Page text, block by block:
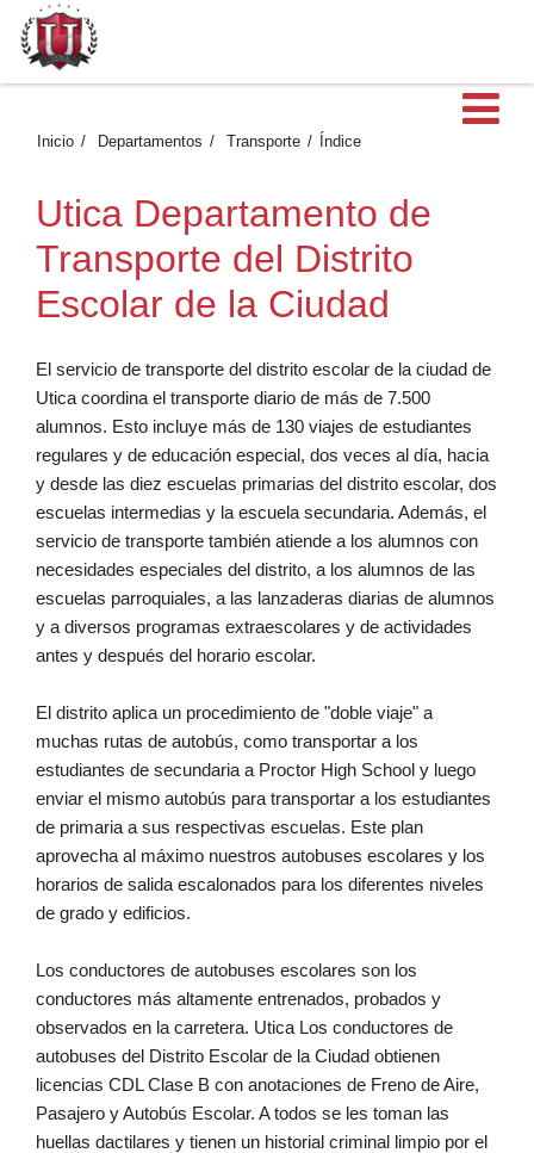
Inicio Departamentos Transporte Índice
Utica Departamento de
Transporte del Distrito
Escolar de la Ciudad
El servicio de transporte del distrito escolar de la ciudad de
Utica coordina el transporte diario de más de 7.500
alumnos. Esto incluye más de 130 viajes de estudiantes
regulares y de educación especial, dos veces al día, hacia
y desde las diez escuelas primarias del distrito escolar, dos
escuelas intermedias y la escuela secundaria. Además, el
servicio de transporte también atiende a los alumnos con
necesidades especiales del distrito, a los alumnos de las
escuelas parroquiales, a las lanzaderas diarias de alumnos
y a diversos programas extraescolares y de actividades
antes y después del horario escolar.
El distrito aplica un procedimiento de "doble viaje" a
muchas rutas de autobús, como transportar a los
estudiantes de secundaria a Proctor High School y luego
enviar el mismo autobús para transportar a los estudiantes
de primaria a sus respectivas escuelas. Este plan
aprovecha al máximo nuestros autobuses escolares y los
horarios de salida escalonados para los diferentes niveles
de grado y edificios.
Los conductores de autobuses escolares son los
conductores más altamente entrenados, probados y
observados en la carretera. Utica Los conductores de
autobuses del Distrito Escolar de la Ciudad obtienen
licencias CDL Clase B con anotaciones de Freno de Aire,
Pasajero y Autobús Escolar. A todos se les toman las
huellas dactilares y tienen un historial criminal limpio por el